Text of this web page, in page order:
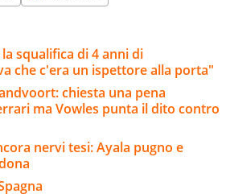
squalifica di 4 anni di
che c'era un ispettore alla porta"
chiesta una pena
ma Vowles punta il dito contro
nervi tesi: Ayala pugno e